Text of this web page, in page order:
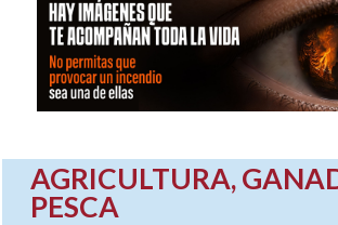
AGRICULTURA,
PESCA